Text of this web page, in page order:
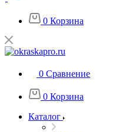
0 Корзина
0 Сравнение
0 Корзина
Каталог